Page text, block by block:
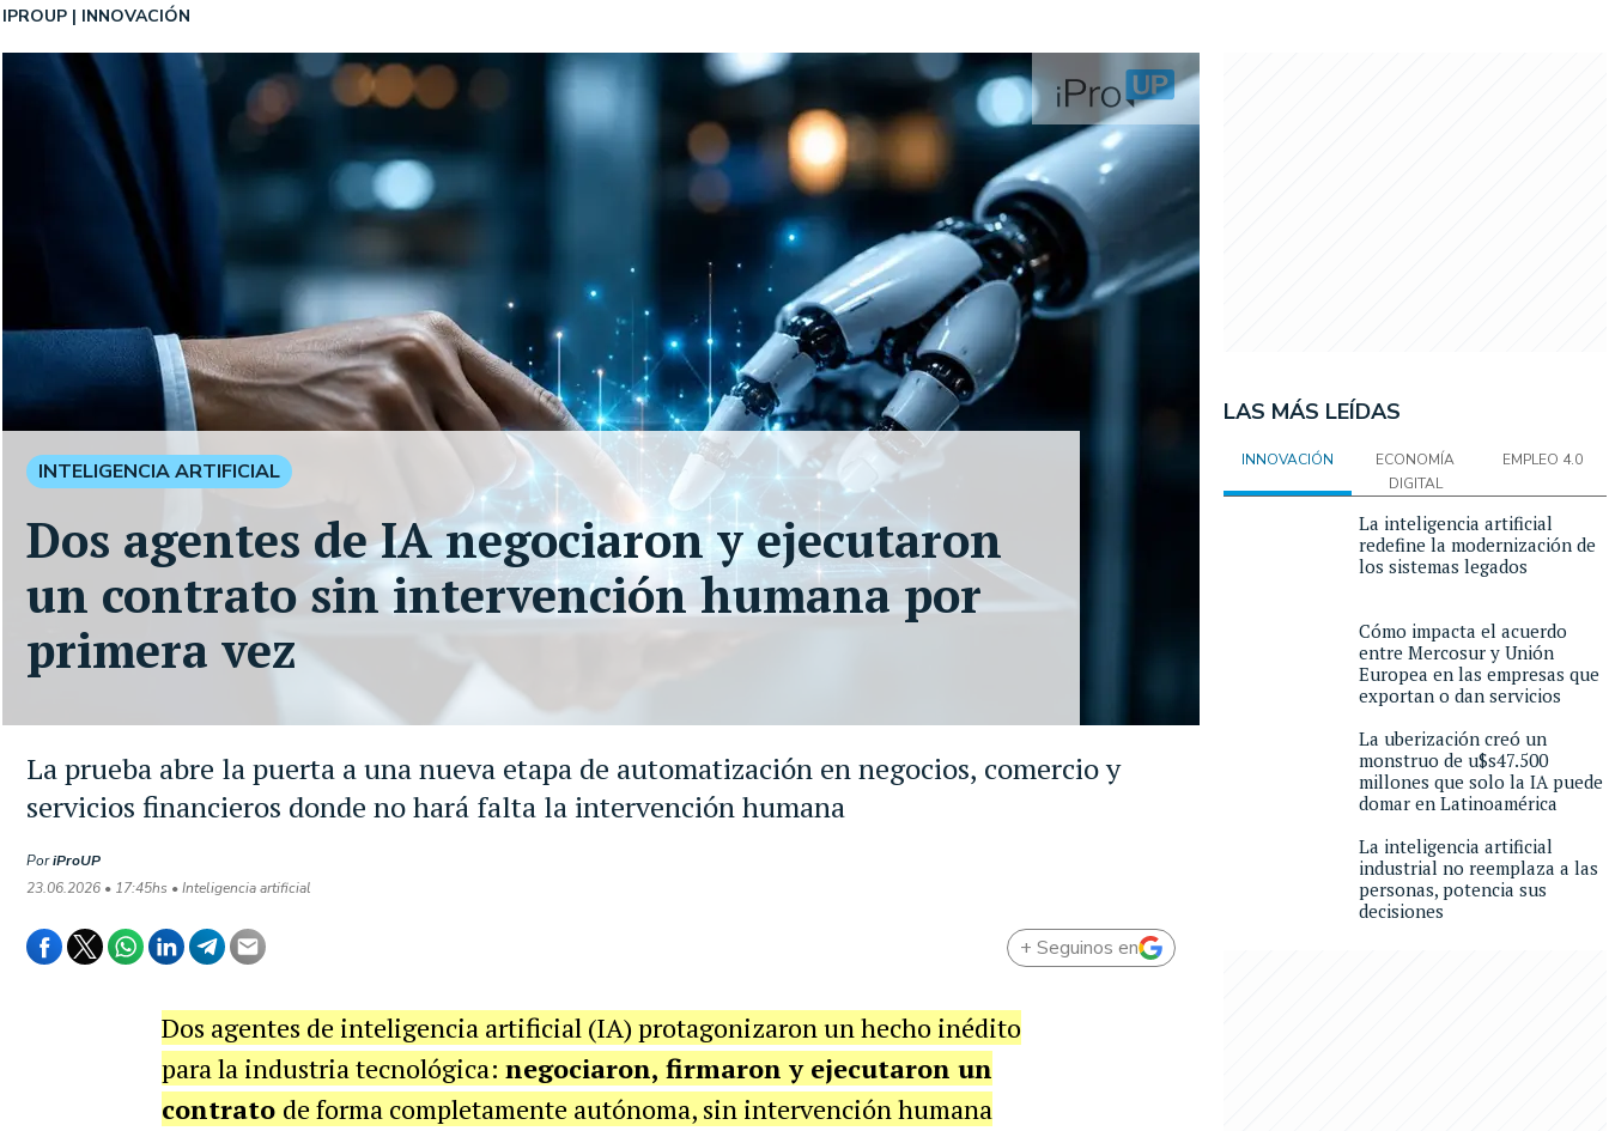
La prueba abre la puerta a una nueva etapa de automatización en negocios, comercio y
servicios financieros donde no hará falta la intervención humana
IPROUP INNOVACIÓN
PoriProUP
23.06.2026 • 17:45hs • Inteligencia artificial
INTELIGENCIA ARTIFICIAL
Dos agentes de IA negociaron y ejecutaron
un contrato sin intervención humana por
primera vez
+ Seguinos en
Dos agentes de inteligencia artificial (IA) protagonizaron un hecho inédito
para la industria tecnológica: negociaron, firmaron y ejecutaron un
contrato de forma completamente autónoma, sin intervención humana
LAS MÁS LEÍDAS
INNOVACIÓN
ECONOMÍA
DIGITAL
EMPLEO 4.0
La inteligencia artificial
redefine la modernización de
los sistemas legados
Cómo impacta el acuerdo
entre Mercosur y Unión
Europea en las empresas que
exportan o dan servicios
La uberización creó un
monstruo de u$s47.500
millones que solo la IA puede
domar en Latinoamérica
La inteligencia artificial
industrial no reemplaza a las
personas, potencia sus
decisiones